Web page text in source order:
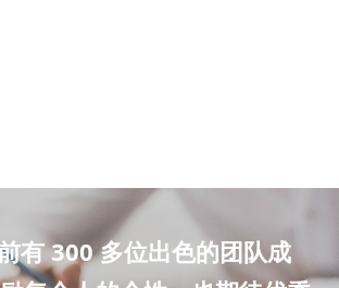
有 300 多位出色的团队成